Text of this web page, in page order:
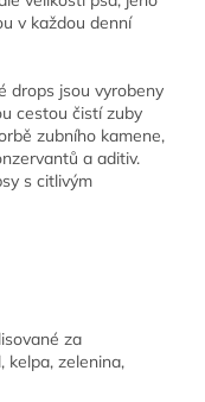
v každou denní
drops jsou vyrobeny
cestou čistí zuby
zubního kamene,
a aditiv.
s citlivým
za
kelpa, zelenina,